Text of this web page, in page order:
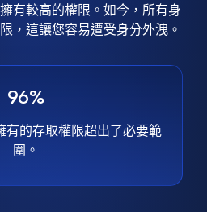
有較高的權限。如今，所有身
，這讓您容易遭受身分外洩。
96%
有的存取權限超出了必要範
圍。